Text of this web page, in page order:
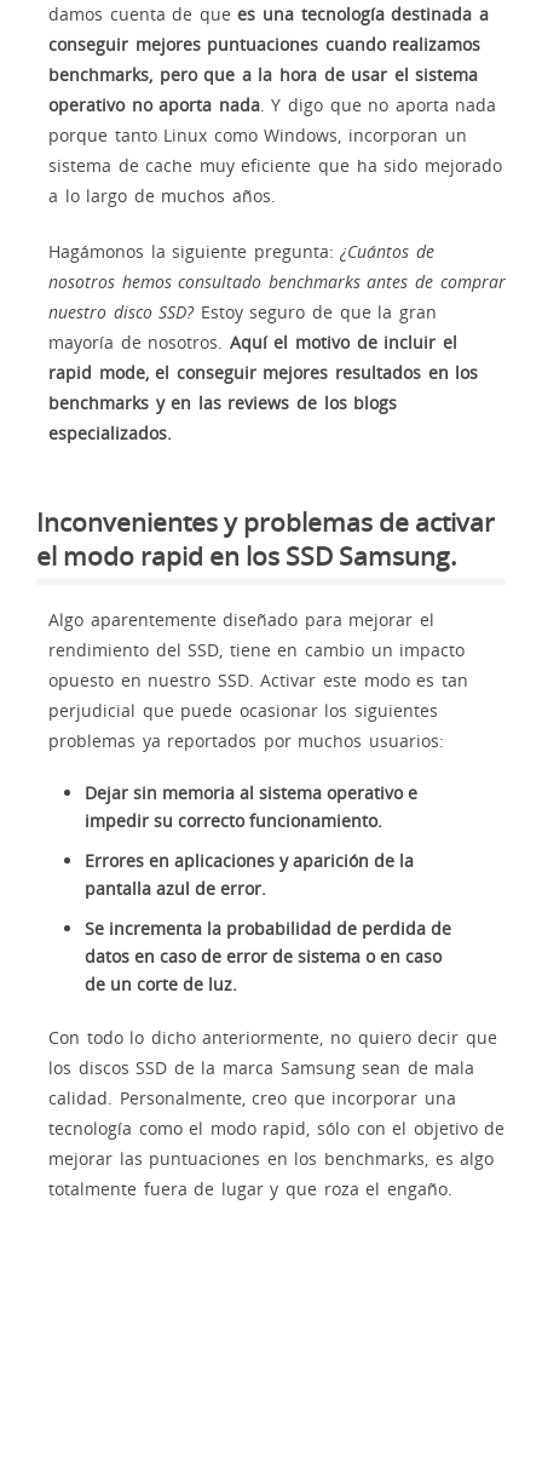
damos cuenta de quees una tecnología destinada a
conseguir mejores puntuaciones cuando realizamos
benchmarks, pero que a la hora de usar el sistema
operativo no aporta nada. Y digo que no aporta nada
porque tanto Linux como Windows, incorporan un
sistema de cache muy eficiente que ha sido mejorado
a lo largo de muchos años.
Hagámonos la siguiente pregunta:¿Cuántos de
nosotros hemos consultado benchmarks antes de comprar
nuestro disco SSD?Estoy seguro de que la gran
mayoría de nosotros. Aquí el motivo de incluir el
rapid mode, el conseguir mejores resultados en los
benchmarks y en las reviews de los blogs
especializados.
Inconvenientes y problemas de activar
el modo rapid en los SSD Samsung.
Algo aparentemente diseñado para mejorar el
rendimiento del SSD, tiene en cambio un impacto
opuesto en nuestro SSD. Activar este modo es tan
perjudicial que puede ocasionar los siguientes
problemas ya reportados por muchos usuarios:
Dejar sin memoria al sistema operativo e
impedir su correcto funcionamiento.
Errores en aplicaciones y aparición de la
pantalla azul de error.
Se incrementa la probabilidad de perdida de
datos en caso de error de sistema o en caso
de un corte de luz.
Con todo lo dicho anteriormente, no quiero decir que
los discos SSD de la marca Samsung sean de mala
calidad. Personalmente, creo que incorporar una
tecnología como el modo rapid, sólo con el objetivo de
mejorar las puntuaciones en los benchmarks, es algo
totalmente fuera de lugar y que roza el engaño.